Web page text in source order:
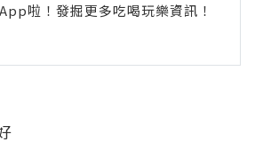
啦！發掘更多吃喝玩樂資訊！